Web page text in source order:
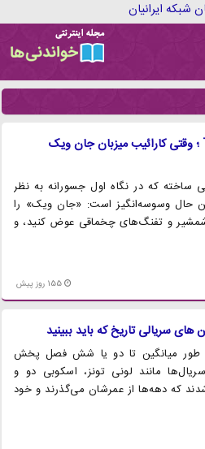
تصاویر؛ نقد فیلم The Bluff ؛ وقتی کارائیب میزبان جان ویک
ساخته که در نگاه اول جسورانه به نظر
حال وسوسه‌انگیز است: «جان ویک» را
شمشیر و تفنگ‌های چخماقی عوض کنید، و
155 روز پیش
های سریالی تاریخ که باید ببینید
طور میانگین تا دو یا شش فصل پخش
مانند لونی تونز، اسکوبی دو و
که دهه‌ها از عمرشان می‌گذرند و خود